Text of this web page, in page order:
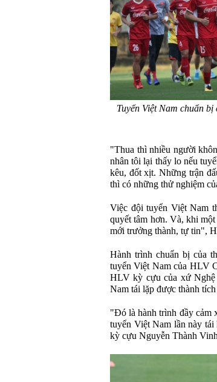
Tuyển Việt Nam chuẩn
"Thua thì nhiều người
nhân tôi lại thấy lo nếu
kêu, đốt xịt. Những trận
thì có những thử nghiệm
Việc đội tuyển Việt Nam
quyết tâm hơn. Và, khi
mới trưởng thành, tự tin",
Hành trình chuẩn bị của
tuyển Việt Nam của HLV
HLV kỳ cựu của xứ Nghệ
Nam tái lặp được thành
"Đó là hành trình đầy cảm
tuyển Việt Nam lần này
kỳ cựu Nguyễn Thành